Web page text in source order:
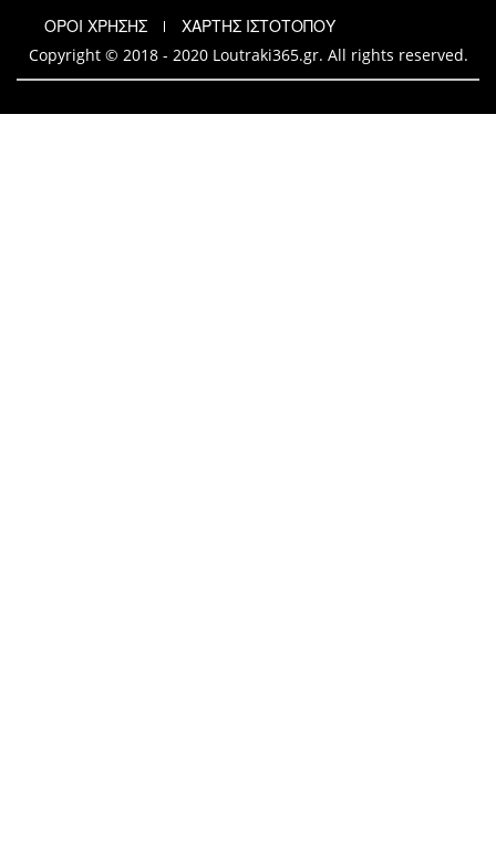
ΟΡΟΙ ΧΡΗΣΗΣ
ΧΑΡΤΗΣ ΙΣΤΟΤΟΠΟΥ
Copyright © 2018 - 2020 Loutraki365.gr. All rights reserved.